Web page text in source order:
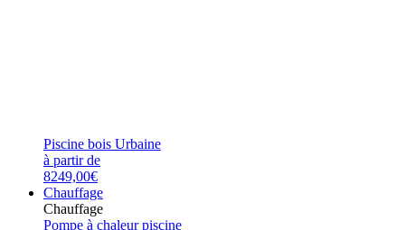
Piscine bois Urbaine
à partir de
8249,00€
Chauffage
Chauffage
Pompe à chaleur piscine